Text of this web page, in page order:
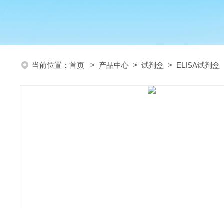
当前位置： 首页 > 产品中心 > 试剂盒 > ELISA试剂盒